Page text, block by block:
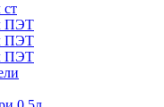
ПЭТ
ПЭТ
ПЭТ